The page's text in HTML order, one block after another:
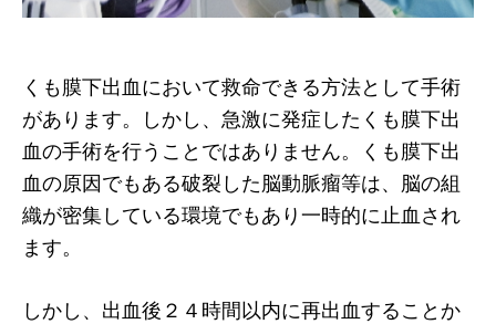
くも膜下出血において救命できる方法として手術
があります。しかし、急激に発症したくも膜下出
血の手術を行うことではありません。くも膜下出
血の原因でもある破裂した脳動脈瘤等は、脳の組
織が密集している環境でもあり一時的に止血され
ます。
しかし、出血後２４時間以内に再出血することか